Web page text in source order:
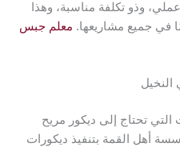
وذو تكلفة مناسبة، وهذا
في جميع مشاريعها. معلم جبس
تحتاج إلى ديكور مريح
أهل القمة بتنفيذ ديكورات